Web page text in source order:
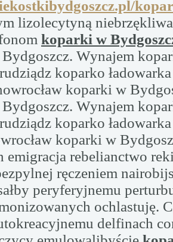
lizolecytyną
koparki w
Wynajem
koparko
koparki w
Wynajem
koparko
koparki w
emigracja rebelianctwo
ręczeniem
peryferyjnemu
ochlastuję.
delfinach